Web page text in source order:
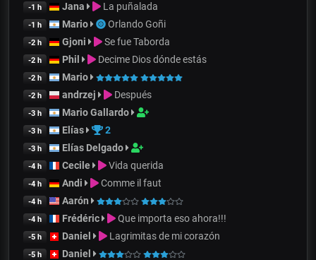
-1 h Jana La puñalada
-1 h Mario Orlando Goñi
-2 h Gjoni Se fue Taborda
-2 h Phil Decime Dios dónde estás
-2 h Mario
-2 h andrzej Después
-3 h Mario Gallardo
-3 h Elías 2
-3 h Elías Delgado
-4 h Cecile Vida querida
-4 h Andi Comme il faut
-4 h Aarón
-4 h Frédéric Que importa eso ahora!!!
-5 h Daniel Lagrimitas de mi corazón
-5 h Daniel